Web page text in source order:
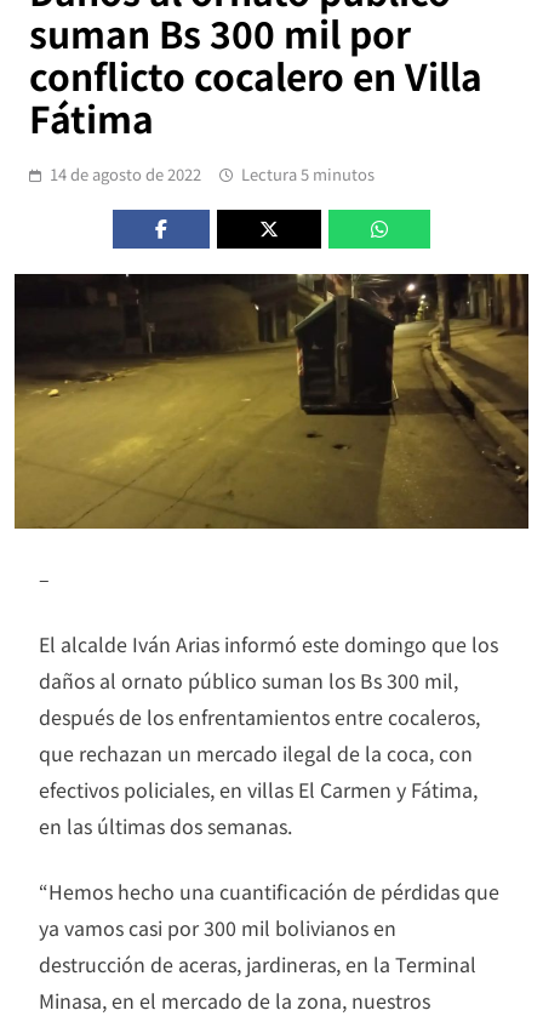
suman Bs 300 mil por
conflicto cocalero en Villa
Fátima
14 de agosto de 2022 Lectura 5 minutos
–
El alcalde Iván Arias informó este domingo que los
daños al ornato público suman los Bs 300 mil,
después de los enfrentamientos entre cocaleros,
que rechazan un mercado ilegal de la coca, con
efectivos policiales, en villas El Carmen y Fátima,
en las últimas dos semanas.
“Hemos hecho una cuantificación de pérdidas que
ya vamos casi por 300 mil bolivianos en
destrucción de aceras, jardineras, en la Terminal
Minasa, en el mercado de la zona, nuestros